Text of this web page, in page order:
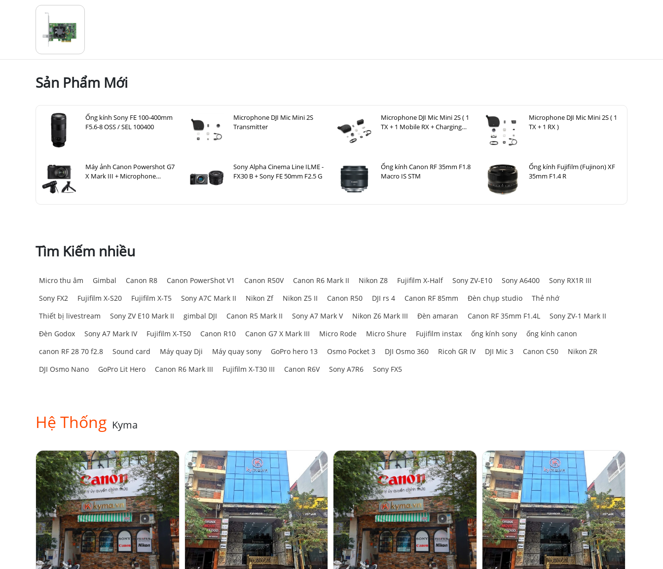
Sản Phẩm Mới
Ống kính Sony FE 100-400mm
F5.6-8 OSS / SEL 100400
Microphone DJI Mic Mini 2S
Transmitter
Microphone DJI Mic Mini 2S ( 1
TX + 1 Mobile RX + Charging
Microphone DJI Mic Mini 2S ( 1
TX + 1 RX )
Máy ảnh Canon Powershot G7
X Mark III + Microphone
Sony Alpha Cinema Line ILME -
FX30 B + Sony FE 50mm F2.5 G
Ống kính Canon RF 35mm F1.8
Macro IS STM
Ống kính Fujifilm (Fujinon) XF
35mm F1.4 R
Tìm Kiếm nhiều
Micro thu âm Gimbal Canon R8 Canon PowerShot V1 Canon R50V Canon R6 Mark II Nikon Z8 Fujifilm X-Half Sony ZV-E10 Sony A6400
Sony RX1R III
Sony FX2
Fujifilm X-S20 Fujifilm X-T5 Sony A7C Mark II Nikon Zf Nikon Z5 II Canon R50 DJI rs 4 Canon RF 85mm Đèn chụp studio
Thẻ nhớ
Thiết bị livestream
Sony ZV E10 Mark II gimbal DJI Canon R5 Mark II Sony A7 Mark V Nikon Z6 Mark III Đèn amaran Canon RF 35mm F1.4L
Sony ZV-1 Mark II
Đèn Godox
Sony A7 Mark IV Fujifilm X-T50 Canon R10 Canon G7 X Mark III Micro Rode Micro Shure Fujifilm instax ống kính sony
ống kính canon
canon RF 28 70 f2.8
Sound card Máy quay Dji Máy quay sony GoPro hero 13 Osmo Pocket 3 DJI Osmo 360 Ricoh GR IV DJI Mic 3 Canon C50
Nikon ZR
DJI Osmo Nano
GoPro Lit Hero Canon R6 Mark III Fujifilm X-T30 III Canon R6V Sony A7R6 Sony FX5
Hệ Thống Kyma